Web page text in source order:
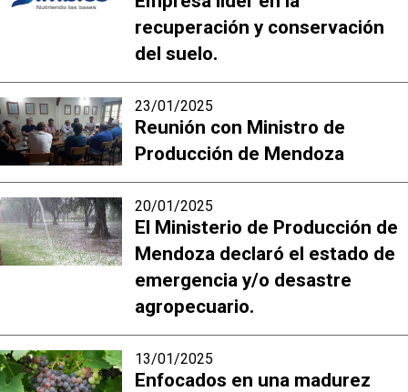
recuperación y conservación
del suelo.
23/01/2025
Reunión con Ministro de
Producción de Mendoza
20/01/2025
El Ministerio de Producción de
Mendoza declaró el estado de
emergencia y/o desastre
agropecuario.
13/01/2025
Enfocados en una madurez